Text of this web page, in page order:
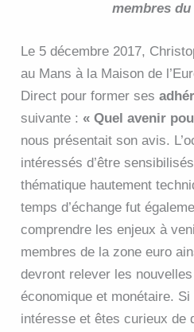
membres du
Le 5 décembre 2017,
au Mans à la Maison de
Direct pour former ses
suivante :« Quel avenir
nous présentait son avis.
intéressés d’être
thématique hautement
temps d’échange fut
comprendre les enjeux à
membres de la zone euro
devront relever les
économique et monétaire.
intéresse et êtes curieux de